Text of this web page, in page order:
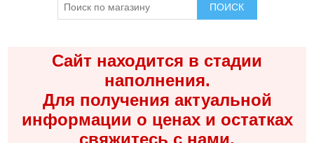
ПОИСК
Сайт находится в стадии
наполнения.
Для получения актуальной
информации о ценах и остатках